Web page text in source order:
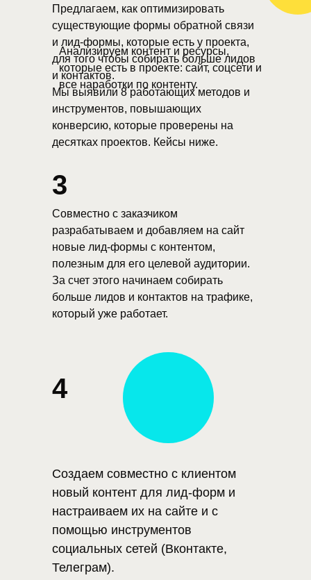
Предлагаем, как оптимизировать
существующие формы обратной связи
и лид-формы, которые есть у проекта,
для того чтобы собирать больше лидов
и контактов.
Мы выявили 8 работающих методов и
инструментов, повышающих
конверсию, которые проверены на
десятках проектов. Кейсы ниже.
Анализируем контент и ресурсы,
которые есть в проекте: сайт, соцсети и
все наработки по контенту.
Совместно с заказчиком
разрабатываем и добавляем на сайт
новые лид-формы с контентом,
полезным для его целевой аудитории.
За счет этого начинаем собирать
больше лидов и контактов на трафике,
который уже работает.
3
Создаем совместно с клиентом
новый контент для лид-форм и
настраиваем их на сайте и с
помощью инструментов
социальных сетей (Вконтакте,
Телеграм).
4